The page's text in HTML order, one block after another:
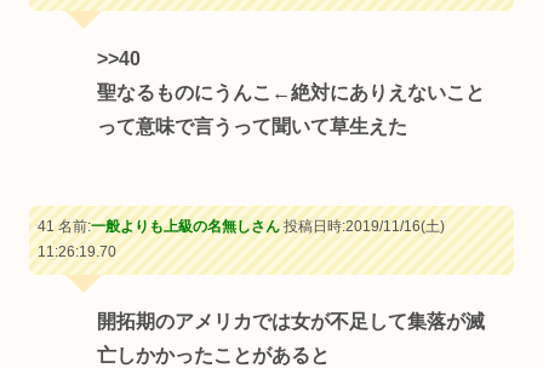
>>40
聖なるものにうんこ←絶対にありえないこと
って意味で言うって聞いて草生えた
41 名前:一般よりも上級の名無しさん投稿日時:2019/11/16(土)
11:26:19.70
開拓期のアメリカでは女が不足して集落が滅
亡しかかったことがあると